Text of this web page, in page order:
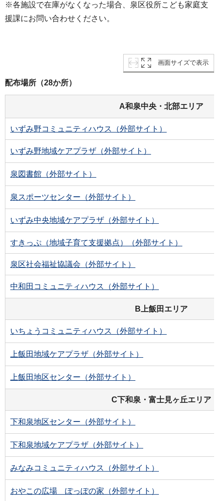
※各施設で在庫がなくなった場合、泉区役所こども家庭支
援課にお問い合わせください。
画面サイズで表示
配布場所（28か所）
A和泉中央・北部エリア
いずみ野コミュニティハウス（外部サイト）
いずみ野地域ケアプラザ（外部サイト）
泉図書館（外部サイト）
泉スポーツセンター（外部サイト）
いずみ中央地域ケアプラザ（外部サイト）
すきっぷ（地域子育て支援拠点）（外部サイト）
泉区社会福祉協議会（外部サイト）
中和田コミュニティハウス（外部サイト）
B上飯田エリア
いちょうコミュニティハウス（外部サイト）
上飯田地域ケアプラザ（外部サイト）
上飯田地区センター（外部サイト）
C下和泉・富士見ヶ丘エリア
下和泉地区センター（外部サイト）
下和泉地域ケアプラザ（外部サイト）
みなみコミュニティハウス（外部サイト）
おやこの広場 ぽっぽの家（外部サイト）